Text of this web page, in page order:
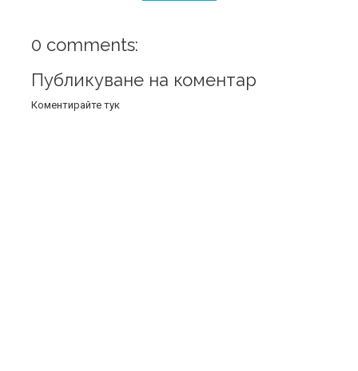
0 comments:
Публикуване на коментар
Коментирайте тук